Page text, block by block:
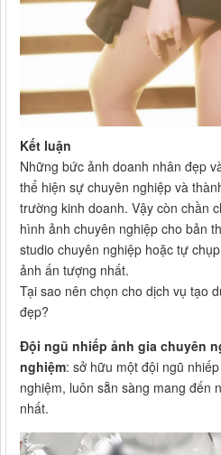
Kết luận
Những bức ảnh doanh nhân đẹp
thể hiện sự chuyên nghiệp và
trường kinh doanh. Vậy còn chần
hình ảnh chuyên nghiệp cho bản
studio chuyên nghiệp hoặc tự
ảnh ấn tượng nhất.
Tại sao nên chọn cho dịch vụ tạo
đẹp?
Đội ngũ nhiếp ảnh gia chuyên
nghiệm: sở hữu một đội ngũ
nghiệm, luôn sẵn sàng mang đến
nhất.